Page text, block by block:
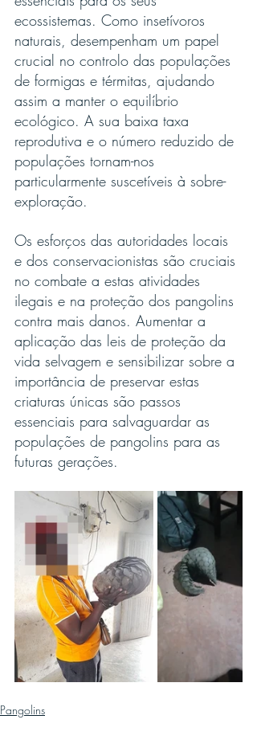
ecossistemas. Como insetívoros
naturais, desempenham um papel
crucial no controlo das populações
de formigas e térmitas, ajudando
assim a manter o equilíbrio
ecológico. A sua baixa taxa
reprodutiva e o número reduzido de
populações tornam-nos
particularmente suscetíveis à sobre-
exploração.
Os esforços das autoridades locais
e dos conservacionistas são cruciais
no combate a estas atividades
ilegais e na proteção dos pangolins
contra mais danos. Aumentar a
aplicação das leis de proteção da
vida selvagem e sensibilizar sobre a
importância de preservar estas
criaturas únicas são passos
essenciais para salvaguardar as
populações de pangolins para as
futuras gerações.
Pangolins